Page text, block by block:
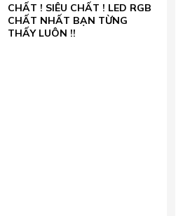
CHẤT ! SIÊU CHẤT ! LED RGB
CHẤT NHẤT BẠN TỪNG
THẤY LUÔN !!